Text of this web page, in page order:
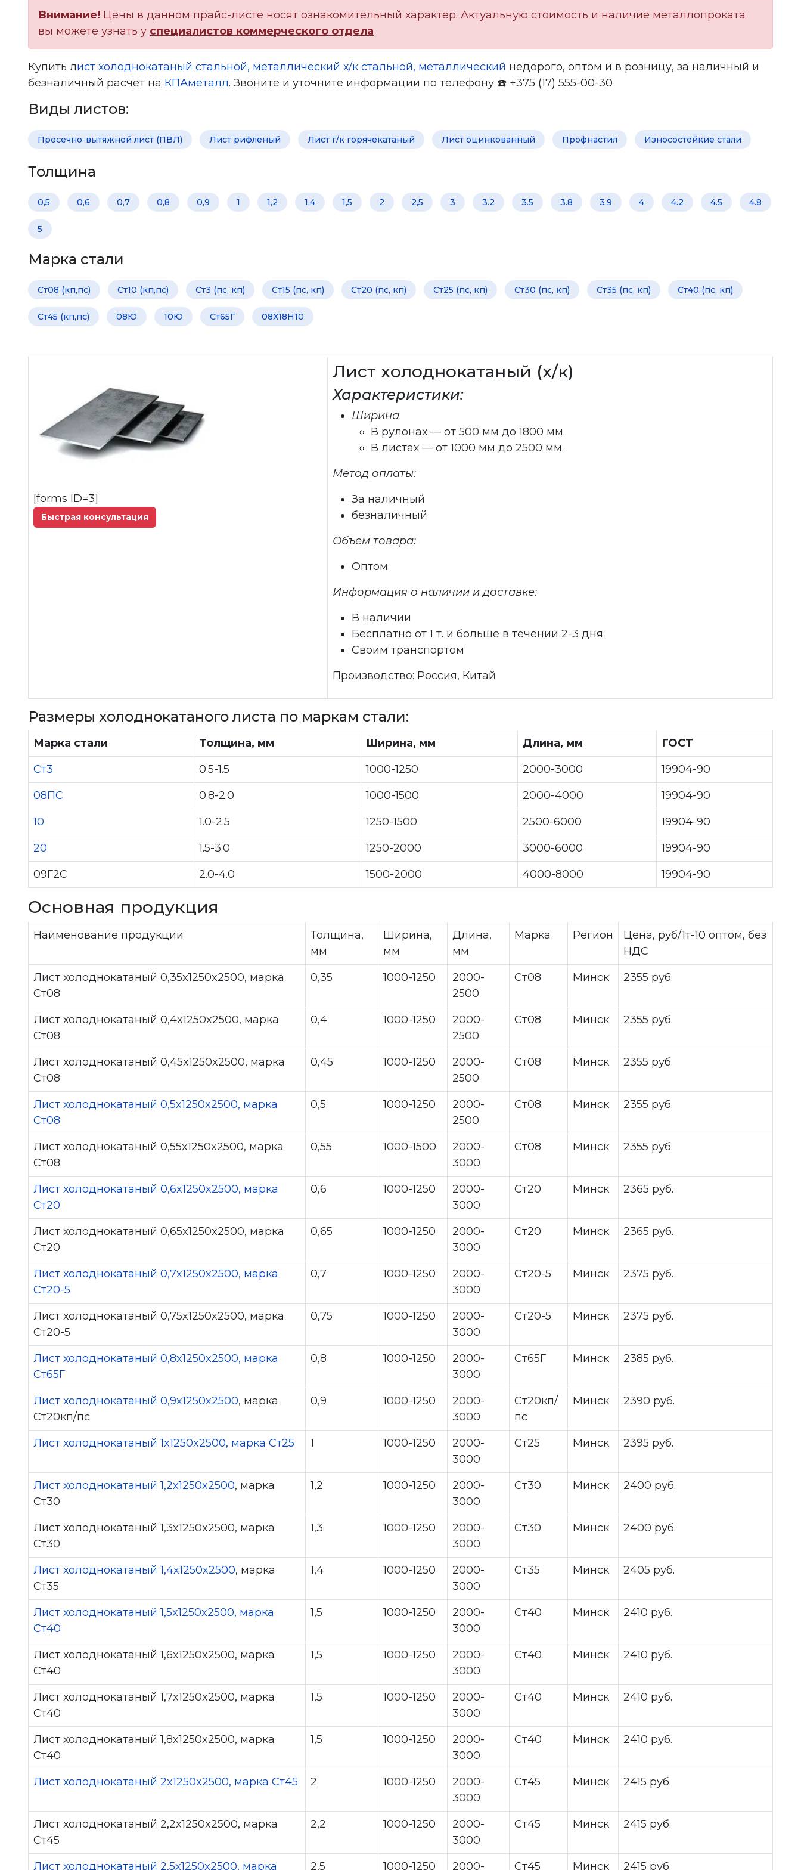
Внимание! Цены в данном прайс-листе носят ознакомительный характер. Актуальную стоимость и наличие металлопроката
вы можете узнать у специалистов коммерческого отдела
Купить лист холоднокатаный стальной, металлический х/к стальной, металлический недорого, оптом и в розницу, за наличный и
безналичный расчет на КПАметалл. Звоните и уточните информации по телефону ☎️ +375 (17) 555-00-30
Виды листов:
Просечно-вытяжной лист (ПВЛ) Лист рифленый Лист г/к горячекатаный Лист оцинкованный Профнастил Износостойкие стали
Толщина
0,5 0,6 0,7 0,8 0,9 1 1,2 1,4 1,5 2 2,5 3 3.2 3.5 3.8 3.9 4 4.2 4.5 4.8
5
Марка стали
Ст08 (кп,пс) Ст10 (кп,пс) Ст3 (пс, кп) Ст15 (пс, кп) Ст20 (пс, кп) Ст25 (пс, кп) Ст30 (пс, кп) Ст35 (пс, кп) Ст40 (пс, кп)
Ст45 (кп,пс) 08Ю 10Ю Ст65Г 08Х18Н10
[forms ID=3]
Быстрая консультация
Лист холоднокатаный (х/к)
Характеристики:
Ширина:
В рулонах — от 500 мм до 1800 мм.
В листах — от 1000 мм до 2500 мм.
Метод оплаты:
За наличный
безналичный
Объем товара:
Оптом
Информация о наличии и доставке:
В наличии
Бесплатно от 1 т. и больше в течении 2-3 дня
Своим транспортом
Производство: Россия, Китай
Размеры холоднокатаного листа по маркам стали:
Марка стали Толщина, мм Ширина, мм Длина, мм
ГОСТ
Ст3
0.5-1.5 1000-1250 2000-3000
19904-90
08ПС
0.8-2.0 1000-1500 2000-4000
19904-90
10
1.0-2.5 1250-1500 2500-6000
19904-90
20
1.5-3.0 1250-2000 3000-6000
19904-90
09Г2С
2.0-4.0 1500-2000 4000-8000 19904-90
Основная продукция
Наименование продукции
Толщина,
мм
Ширина,
мм
Длина,
мм
Марка Регион
Цена, руб/1т-10 оптом, без
НДС
Лист холоднокатаный 0,35x1250x2500, марка
Ст08
0,35 1000-1250
2000-
2500
Ст08 Минск 2355 руб.
Лист холоднокатаный 0,4x1250x2500, марка
Ст08
0,4 1000-1250
2000-
2500
Ст08 Минск 2355 руб.
Лист холоднокатаный 0,45x1250x2500, марка
Ст08
0,45 1000-1250
2000-
2500
Ст08 Минск 2355 руб.
Лист холоднокатаный 0,5x1250x2500, марка
Ст08
0,5 1000-1250
2000-
2500
Ст08 Минск 2355 руб.
Лист холоднокатаный 0,55x1250x2500, марка
Ст08
0,55 1000-1500
2000-
3000
Ст08 Минск 2355 руб.
Лист холоднокатаный 0,6x1250x2500, марка
Ст20
0,6 1000-1250
2000-
3000
Ст20 Минск 2365 руб.
Лист холоднокатаный 0,65x1250x2500, марка
Ст20
0,65 1000-1250
2000-
3000
Ст20 Минск 2365 руб.
Лист холоднокатаный 0,7x1250x2500, марка
Ст20-5
0,7 1000-1250
2000-
3000
Ст20-5 Минск 2375 руб.
Лист холоднокатаный 0,75x1250x2500, марка
Ст20-5
0,75 1000-1250
2000-
3000
Ст20-5 Минск 2375 руб.
Лист холоднокатаный 0,8x1250x2500, марка
Ст65Г
0,8 1000-1250
2000-
3000
Ст65Г Минск 2385 руб.
Лист холоднокатаный 0,9x1250x2500, марка
Ст20кп/пс
0,9 1000-1250
2000-
3000
Ст20кп/
пс
Минск 2390 руб.
Лист холоднокатаный 1x1250x2500, марка Ст25 1 1000-1250
2000-
3000
Ст25 Минск 2395 руб.
Лист холоднокатаный 1,2x1250x2500, марка
Ст30
1,2 1000-1250
2000-
3000
Ст30 Минск 2400 руб.
Лист холоднокатаный 1,3x1250x2500, марка
Ст30
1,3 1000-1250
2000-
3000
Ст30 Минск 2400 руб.
Лист холоднокатаный 1,4x1250x2500, марка
Ст35
1,4 1000-1250
2000-
3000
Ст35 Минск 2405 руб.
Лист холоднокатаный 1,5x1250x2500, марка
Ст40
1,5 1000-1250
2000-
3000
Ст40 Минск 2410 руб.
Лист холоднокатаный 1,6x1250x2500, марка
Ст40
1,5 1000-1250
2000-
3000
Ст40 Минск 2410 руб.
Лист холоднокатаный 1,7x1250x2500, марка
Ст40
1,5 1000-1250
2000-
3000
Ст40 Минск 2410 руб.
Лист холоднокатаный 1,8x1250x2500, марка
Ст40
1,5 1000-1250
2000-
3000
Ст40 Минск 2410 руб.
Лист холоднокатаный 2x1250x2500, марка Ст45 2 1000-1250
2000-
3000
Ст45 Минск 2415 руб.
Лист холоднокатаный 2,2x1250x2500, марка
Ст45
2,2 1000-1250
2000-
3000
Ст45 Минск 2415 руб.
Лист холоднокатаный 2,5x1250x2500, марка 2,5 1000-1250 2000- Ст45 Минск 2415 руб.